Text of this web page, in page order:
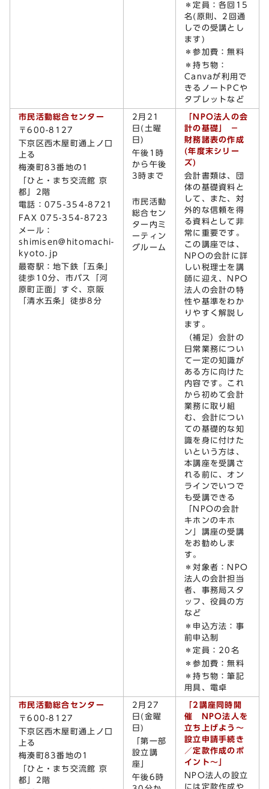
＊定員：各回15
名(原則、2回通
しでの受講とし
ます)
＊参加費：無料
＊持ち物：
Canvaが利用で
きるノートPCや
タブレットなど
市民活動総合センター
〒600-8127
下京区西木屋町通上ノ口
上る
梅湊町83番地の1
「ひと・まち交流館 京
都」2階
電話：075-354-8721
FAX 075-354-8723
メール：
shimisen@hitomachi-
kyoto.jp
最寄駅：地下鉄「五条」
徒歩10分、市バス「河
原町正面」すぐ、京阪
「清水五条」徒歩8分
2月21
日(土曜
日)
午後1時
から午後
3時まで
市民活動
総合セン
ター内ミ
ーティン
グルーム
「NPO法人の会
計の基礎」 －
財務諸表の作成
(年度末シリー
ズ)
会計書類は、団
体の基礎資料と
して、また、対
外的な信頼を得
る資料として非
常に重要です。
この講座では、
NPOの会計に詳
しい税理士を講
師に迎え、NPO
法人の会計の特
性や基準をわか
りやすく解説し
ます。
（補足）会計の
日常業務につい
て一定の知識が
ある方に向けた
内容です。これ
から初めて会計
業務に取り組
む、会計につい
ての基礎的な知
識を身に付けた
いという方は、
本講座を受講さ
れる前に、オン
ラインでいつで
も受講できる
「NPOの会計
キホンのキホ
ン」講座の受講
をお勧めしま
す。
＊対象者：NPO
法人の会計担当
者、事務局スタ
ッフ、役員の方
など
＊申込方法：事
前申込制
＊定員：20名
＊参加費：無料
＊持ち物：筆記
用具、電卓
市民活動総合センター
〒600-8127
下京区西木屋町通上ノ口
上る
梅湊町83番地の1
「ひと・まち交流館 京
都」2階
2月27
日(金曜
日)
「第一部
設立講
座」
午後6時
「2講座同時開
催 NPO法人を
立ち上げよう〜
設立申請手続き
／定款作成のポ
イント〜」
NPO法人の設立
には定款作成や